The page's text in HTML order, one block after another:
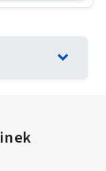
expand_more